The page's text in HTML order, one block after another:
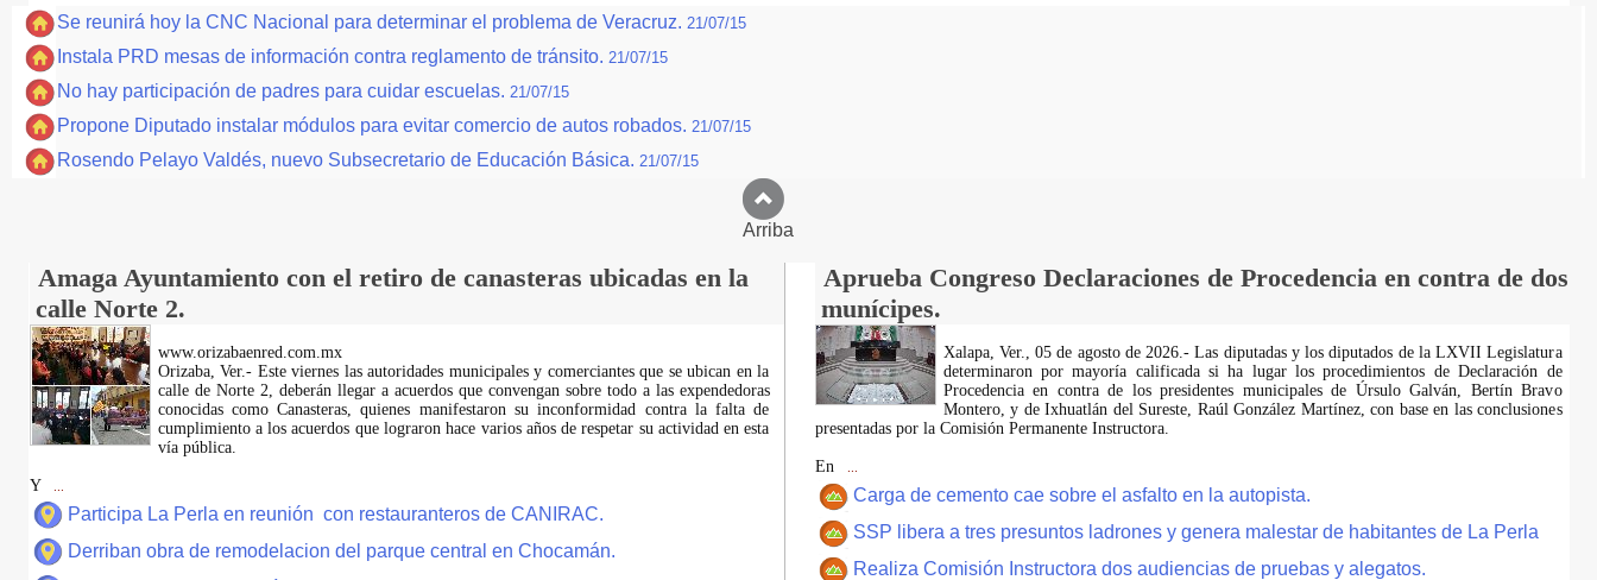
Se reunirá hoy la CNC Nacional para determinar el problema de Veracruz. 21/07/15
Instala PRD mesas de información contra reglamento de tránsito. 21/07/15
No hay participación de padres para cuidar escuelas. 21/07/15
Propone Diputado instalar módulos para evitar comercio de autos robados. 21/07/15
Rosendo Pelayo Valdés, nuevo Subsecretario de Educación Básica. 21/07/15
Arriba
Amaga Ayuntamiento con el retiro de canasteras ubicadas en la
calle Norte 2.
Aprueba Congreso Declaraciones de Procedencia en contra de dos
munícipes.
www.orizabaenred.com.mx
Orizaba, Ver.- Este viernes las autoridades municipales y comerciantes que se ubican en la
calle de Norte 2, deberán llegar a acuerdos que convengan sobre todo a las expendedoras
conocidas como Canasteras, quienes manifestaron su inconformidad contra la falta de
cumplimiento a los acuerdos que lograron hace varios años de respetar su actividad en esta
vía pública.
Y
Participa La Perla en reunión con restauranteros de CANIRAC.
Derriban obra de remodelacion del parque central en Chocamán.
Xalapa, Ver., 05 de agosto de 2026.- Las diputadas y los diputados de la LXVII Legislatura
determinaron por mayoría calificada si ha lugar los procedimientos de Declaración de
Procedencia en contra de los presidentes municipales de Úrsulo Galván, Bertín Bravo
Montero, y de Ixhuatlán del Sureste, Raúl González Martínez, con base en las conclusiones
presentadas por la Comisión Permanente Instructora.
En
Carga de cemento cae sobre el asfalto en la autopista.
SSP libera a tres presuntos ladrones y genera malestar de habitantes de La Perla
Realiza Comisión Instructora dos audiencias de pruebas y alegatos.